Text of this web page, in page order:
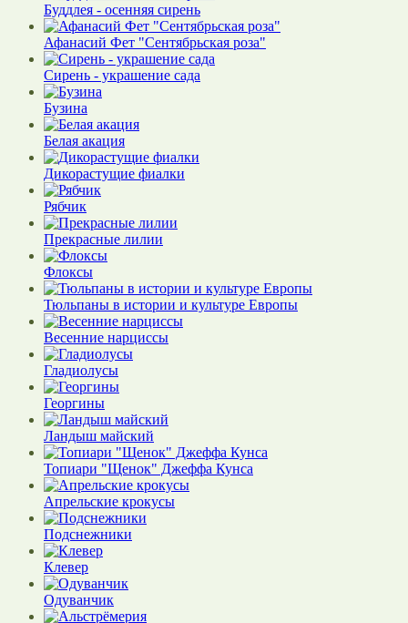
Буддлея - осенняя сирень
Афанасий Фет "Сентябрьская роза"
Сирень - украшение сада
Бузина
Белая акация
Дикорастущие фиалки
Рябчик
Прекрасные лилии
Флоксы
Тюльпаны в истории и культуре Европы
Весенние нарциссы
Гладиолусы
Георгины
Ландыш майский
Топиари "Щенок" Джеффа Кунса
Апрельские крокусы
Подснежники
Клевер
Одуванчик